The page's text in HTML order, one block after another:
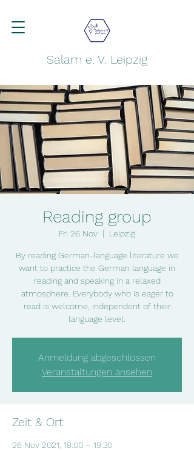
Salam e. V. Leipzig
Reading group
Fri 26 Nov
  |
Leipzig
By reading German-language literature we
want to practice the German language in
reading and speaking in a relaxed
atmosphere. Everybody who is eager to
read is welcome, independent of their
language level.
Anmeldung abgeschlossen
Veranstaltungen ansehen
Zeit & Ort
26 Nov 2021, 18:00 – 19:30